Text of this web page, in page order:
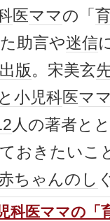
医ママの「
助言や迷信
版。宋美玄
小児科医マ
人の著者と
おきたいこ
ちゃんのし
科医ママの「